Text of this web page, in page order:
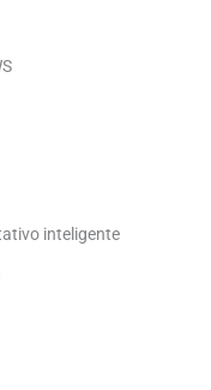
inteligente